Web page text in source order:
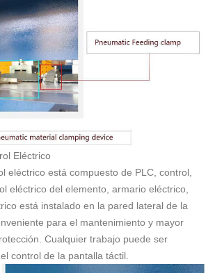
Eléctrico
eléctrico está compuesto de PLC, control,
eléctrico del elemento, armario eléctrico,
está instalado en la pared lateral de la
para el mantenimiento y mayor
Cualquier trabajo puede ser
control de la pantalla táctil.